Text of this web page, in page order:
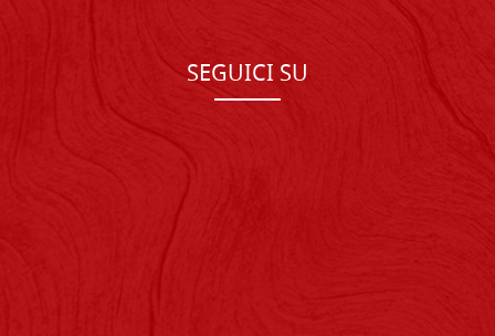
SEGUICI SU